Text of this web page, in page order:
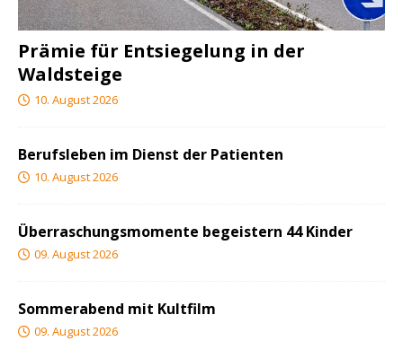
Prämie für Entsiegelung in der
Waldsteige
10. August 2026
Berufsleben im Dienst der Patienten
10. August 2026
Überraschungsmomente begeistern 44 Kinder
09. August 2026
Sommerabend mit Kultfilm
09. August 2026